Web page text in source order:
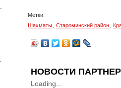
Метки:
Шахматы
Староминский район
НОВОСТИ
Loading...